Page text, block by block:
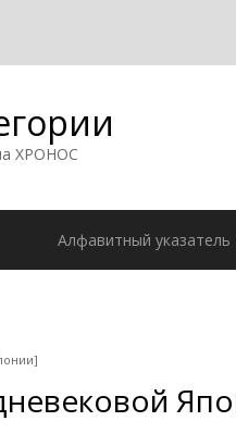
ХРОНОС
Алфавитный указатель